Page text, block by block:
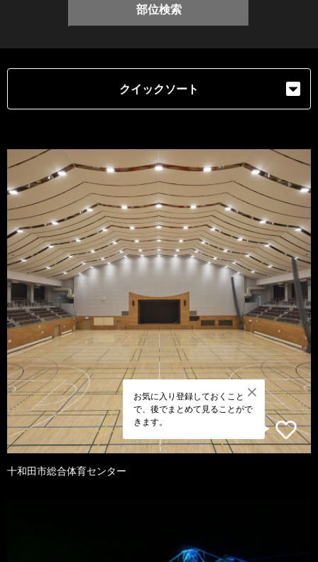
部位検索
クイックソート
お気に入り登録しておくこと
で、後でまとめて見ることがで
きます。
十和田市総合体育センター